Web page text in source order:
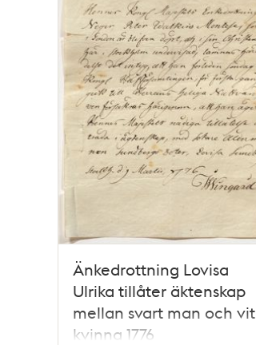
poster
och
teman
Änkedrottning Lovisa
Ulrika tillåter äktenskap
mellan svart man och vit
kvinna 1776